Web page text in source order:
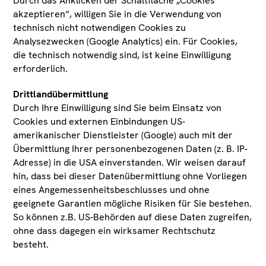
ÄHNLICHE
WERKE NACH
Material Datierung
akzeptieren“, willigen Sie in die Verwendung von
technisch nicht notwendigen Cookies zu
Analysezwecken (Google Analytics) ein. Für Cookies,
die technisch notwendig sind, ist keine Einwilligung
erforderlich.
Drittlandübermittlung
Durch Ihre Einwilligung sind Sie beim Einsatz von
Cookies und externen Einbindungen US-
amerikanischer Dienstleister (Google) auch mit der
Übermittlung Ihrer personenbezogenen Daten (z. B. IP-
Adresse) in die USA einverstanden. Wir weisen darauf
hin, dass bei dieser Datenübermittlung ohne Vorliegen
eines Angemessenheitsbeschlusses und ohne
geeignete Garantien mögliche Risiken für Sie bestehen.
So können z.B. US-Behörden auf diese Daten zugreifen,
ohne dass dagegen ein wirksamer Rechtschutz
besteht.